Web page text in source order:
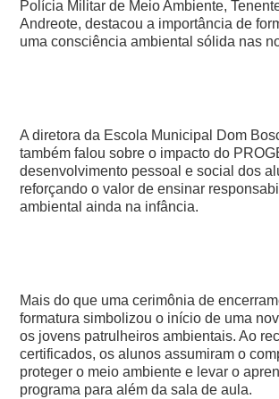
Polícia Militar de Meio Ambiente,
Andreote, destacou a importância de
uma consciência ambiental sólida nas
A diretora da Escola Municipal Dom
também falou sobre o impacto do
desenvolvimento pessoal e social dos
reforçando o valor de ensinar
ambiental ainda na infância.
Mais do que uma cerimônia de
formatura simbolizou o início de uma
os jovens patrulheiros ambientais. Ao
certificados, os alunos assumiram o
proteger o meio ambiente e levar o
programa para além da sala de aula.